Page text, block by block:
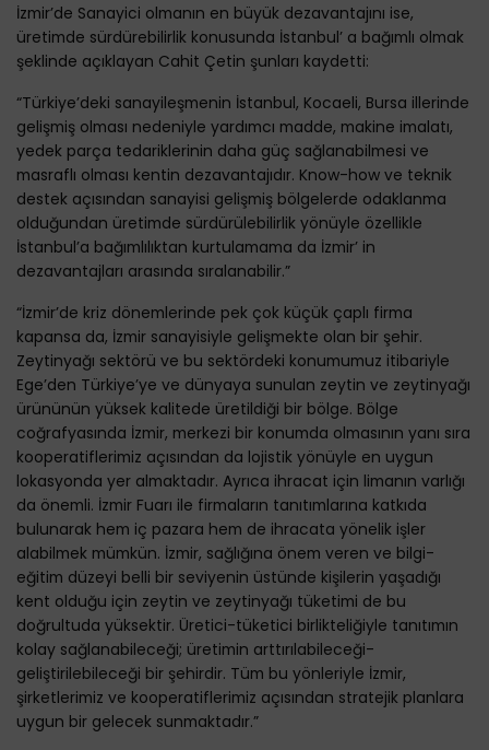
İzmir’de Sanayici olmanın en büyük dezavantajını ise,
üretimde sürdürebilirlik konusunda İstanbul’ a bağımlı olmak
şeklinde açıklayan Cahit Çetin şunları kaydetti:
“Türkiye’deki sanayileşmenin İstanbul, Kocaeli, Bursa illerinde
gelişmiş olması nedeniyle yardımcı madde, makine imalatı,
yedek parça tedariklerinin daha güç sağlanabilmesi ve
masraflı olması kentin dezavantajıdır. Know-how ve teknik
destek açısından sanayisi gelişmiş bölgelerde odaklanma
olduğundan üretimde sürdürülebilirlik yönüyle özellikle
İstanbul’a bağımlılıktan kurtulamama da İzmir’ in
dezavantajları arasında sıralanabilir.”
“İzmir’de kriz dönemlerinde pek çok küçük çaplı firma
kapansa da, İzmir sanayisiyle gelişmekte olan bir şehir.
Zeytinyağı sektörü ve bu sektördeki konumumuz itibariyle
Ege’den Türkiye’ye ve dünyaya sunulan zeytin ve zeytinyağı
ürününün yüksek kalitede üretildiği bir bölge. Bölge
coğrafyasında İzmir, merkezi bir konumda olmasının yanı sıra
kooperatiflerimiz açısından da lojistik yönüyle en uygun
lokasyonda yer almaktadır. Ayrıca ihracat için limanın varlığı
da önemli. İzmir Fuarı ile firmaların tanıtımlarına katkıda
bulunarak hem iç pazara hem de ihracata yönelik işler
alabilmek mümkün. İzmir, sağlığına önem veren ve bilgi-
eğitim düzeyi belli bir seviyenin üstünde kişilerin yaşadığı
kent olduğu için zeytin ve zeytinyağı tüketimi de bu
doğrultuda yüksektir. Üretici-tüketici birlikteliğiyle tanıtımın
kolay sağlanabileceği; üretimin arttırılabileceği-
geliştirilebileceği bir şehirdir. Tüm bu yönleriyle İzmir,
şirketlerimiz ve kooperatiflerimiz açısından stratejik planlara
uygun bir gelecek sunmaktadır.”